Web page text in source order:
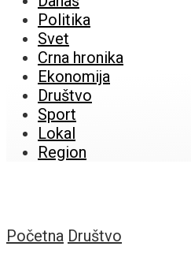
Politika
Svet
Crna hronika
Ekonomija
Društvo
Sport
Lokal
Region
Početna Društvo